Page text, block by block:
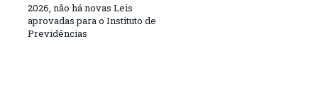
2026, não há novas Leis
aprovadas para o Instituto de
Previdências